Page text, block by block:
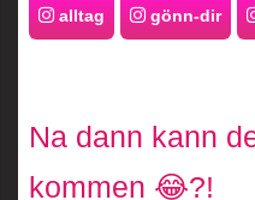
alltag gönn-dir
Na dann kann
kommen 😂?!